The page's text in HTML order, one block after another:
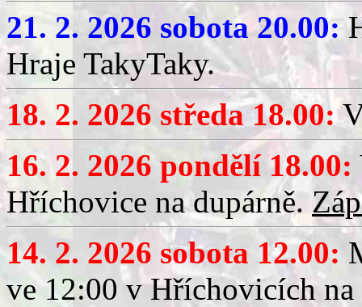
21. 2. 2026 sobota 20.00:
Hraje TakyTaky.
18. 2. 2026 středa 18.00:
16. 2. 2026 pondělí 18.00:
Hříchovice na dupárně.
14. 2. 2026 sobota 12.00:
ve 12:00 v Hříchovicích